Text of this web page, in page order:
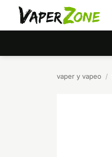
Saltar
contenido
vaper y vapeo /